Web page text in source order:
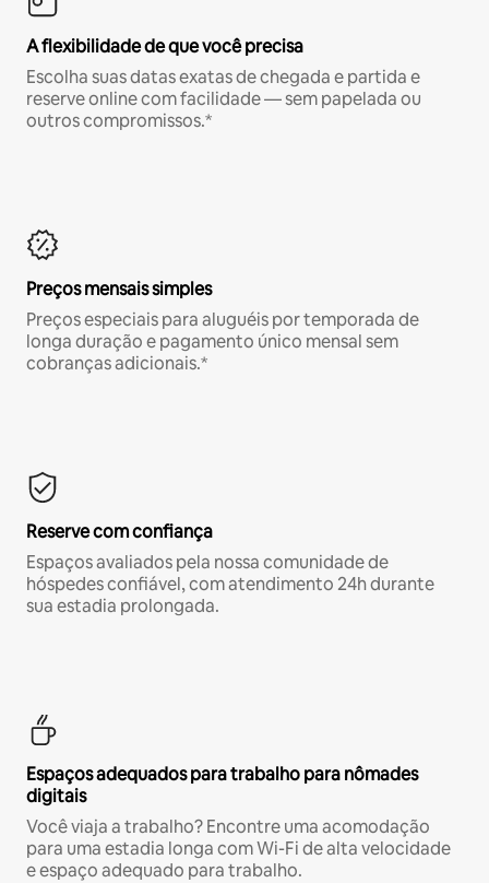
A flexibilidade de que você precisa
Escolha suas datas exatas de chegada e partida e
reserve online com facilidade — sem papelada ou
outros compromissos.*
Preços mensais simples
Preços especiais para aluguéis por temporada de
longa duração e pagamento único mensal sem
cobranças adicionais.*
Reserve com confiança
Espaços avaliados pela nossa comunidade de
hóspedes confiável, com atendimento 24h durante
sua estadia prolongada.
Espaços adequados para trabalho para nômades
digitais
Você viaja a trabalho? Encontre uma acomodação
para uma estadia longa com Wi-Fi de alta velocidade
e espaço adequado para trabalho.